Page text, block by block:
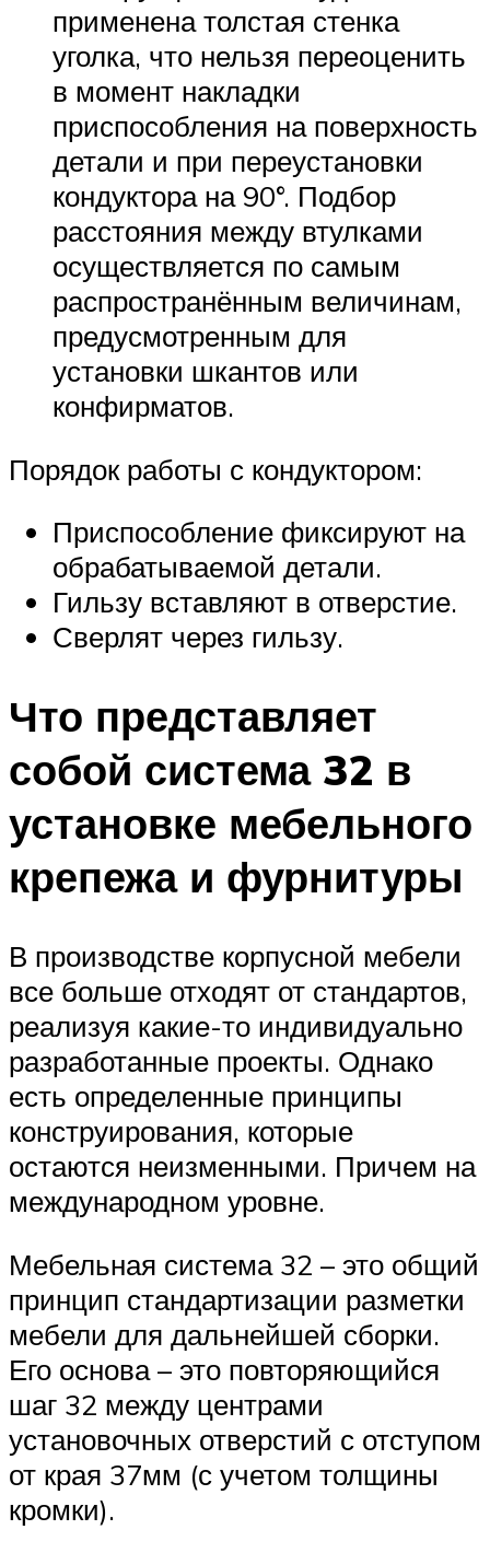
применена толстая стенка
уголка, что нельзя переоценить
в момент накладки
приспособления на поверхность
детали и при переустановки
кондуктора на 90°. Подбор
расстояния между втулками
осуществляется по самым
распространённым величинам,
предусмотренным для
установки шкантов или
конфирматов.
Порядок работы с кондуктором:
Приспособление фиксируют на
обрабатываемой детали.
Гильзу вставляют в отверстие.
Сверлят через гильзу.
Что представляет
собой система 32 в
установке мебельного
крепежа и фурнитуры
В производстве корпусной мебели
все больше отходят от стандартов,
реализуя какие-то индивидуально
разработанные проекты. Однако
есть определенные принципы
конструирования, которые
остаются неизменными. Причем на
международном уровне.
Мебельная система 32 – это общий
принцип стандартизации разметки
мебели для дальнейшей сборки.
Его основа – это повторяющийся
шаг 32 между центрами
установочных отверстий с отступом
от края 37мм (с учетом толщины
кромки).